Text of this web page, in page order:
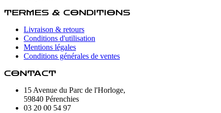
TERMES & CONDITIONS
Livraison & retours
Conditions d'utilisation
Mentions légales
Conditions générales de ventes
CONTACT
15 Avenue du Parc de l'Horloge,
59840 Pérenchies
03 20 00 54 97